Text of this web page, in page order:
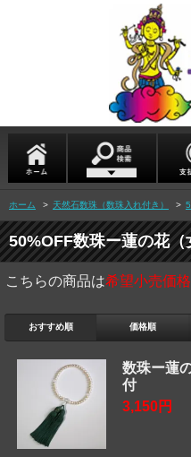
ホーム > 天然石数珠（数珠入れ付き） >
50%OFF数珠ー蓮の花（
こちらの商品は希望小売価
おすすめ順 価格順
数珠ー蓮
付
3,150円